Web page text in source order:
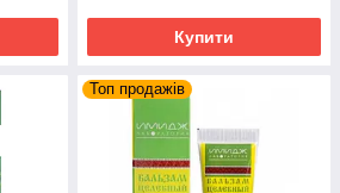
Купити
Топ продажів